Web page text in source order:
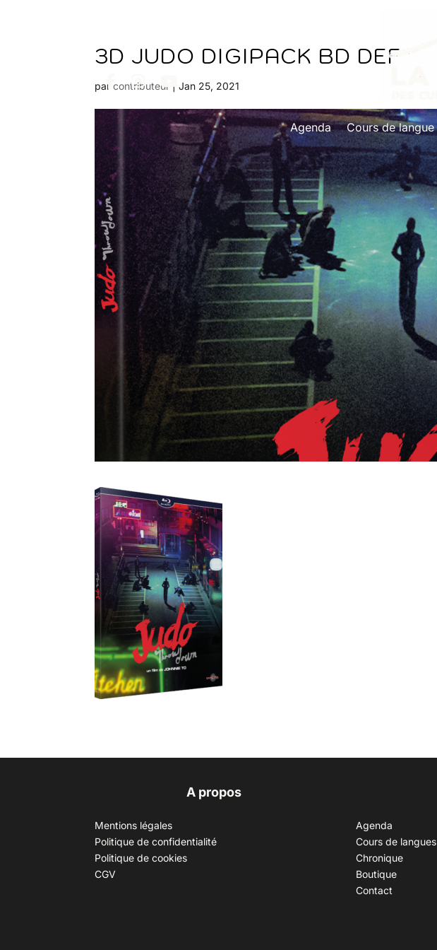
Agenda Cours de langue
3D JUDO DIGIPACK BD DEF
parcontributeur |Jan 25, 2021
A propos
Mentions légales
Politique de confidentialité
Politique de cookies
CGV
Agenda
Cours de langues
Chronique
Boutique
Contact